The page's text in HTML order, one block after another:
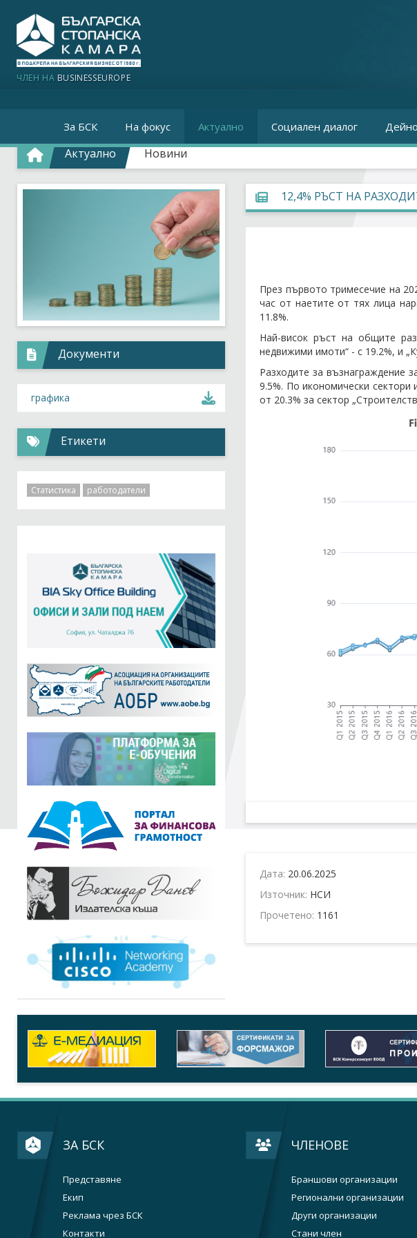
ЧЛЕН НА BUSINESSEUROPE
За БСК На фокус Актуално Социален диалог
Актуално Новини
12,4% РЪСТ НА
През първото тримесечие на
час от наетите от тях лица
11.8%.
Най-висок ръст на общите
недвижими имоти“ - с 19.2%, и
Разходите за възнаграждение
9.5%. По икономически
от 20.3% за сектор
Дата: 20.06.2025
Източник: НСИ
Прочетено: 1161
Документи
графика
Етикети
Статистика работодатели
ЗА БСК
Представяне
Екип
Реклама чрез БСК
Контакти
ЧЛЕНОВЕ
Браншови организации
Регионални организации
Други организации
Стани член